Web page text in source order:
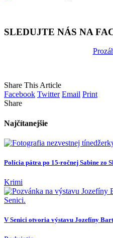
SLEDUJTE NÁS NA
Share This Article
Facebook Twitter Email Print
Share
Najčítanejšie
Polícia pátra po 15-ročnej Sabine zo
Krimi
V Senici otvoria výstavu Jozefíny